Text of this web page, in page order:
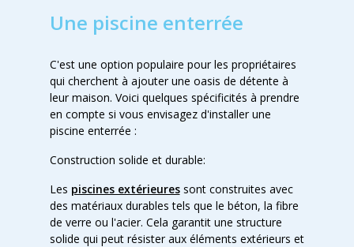
Une piscine enterrée
C'est une option populaire pour les propriétaires
qui cherchent à ajouter une oasis de détente à
leur maison. Voici quelques spécificités à prendre
en compte si vous envisagez d'installer une
piscine enterrée :
Construction solide et durable:
Les piscines extérieuressont construites avec
des matériaux durables tels que le béton, la fibre
de verre ou l'acier. Cela garantit une structure
solide qui peut résister aux éléments extérieurs et